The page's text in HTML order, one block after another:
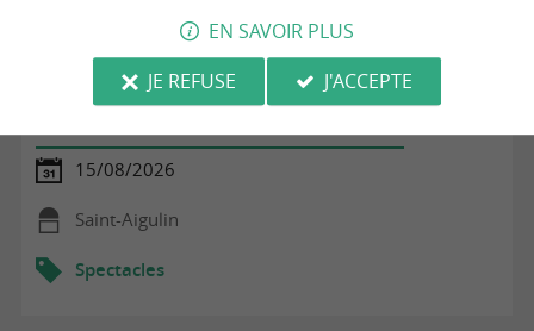
Soirée jambon à la broche
15/08/2026
Saint-Aigulin
Spectacles
EN SAVOIR PLUS
JE REFUSE
J'ACCEPTE